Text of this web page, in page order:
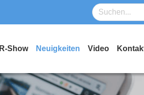
Show Neuigkeiten Video